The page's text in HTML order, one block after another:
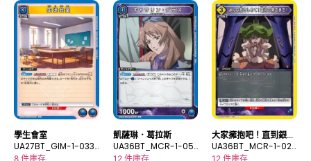
學生會室
UA27BT_GIM-1-033
U
8 件庫存
凱薩琳．葛拉斯
UA36BT_MCR-1-05
3C
12 件庫存
大家擁抱吧！直到銀河
盡頭！
UA36BT_MCR-1-02
5U
12 件庫存